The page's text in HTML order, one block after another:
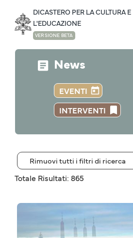
DICASTERO PER LA CULTURA E
L'EDUCAZIONE
VERSIONE BETA
News
EVENTI
INTERVENTI
Rimuovi tutti i filtri di ricerca
Totale Risultati: 865